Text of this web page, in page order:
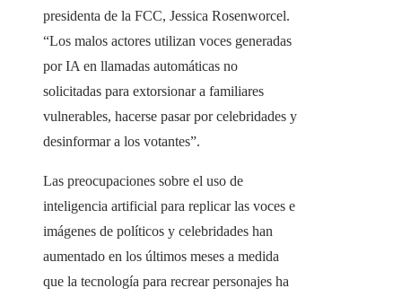
presidenta de la FCC, Jessica Rosenworcel.
“Los malos actores utilizan voces generadas
por IA en llamadas automáticas no
solicitadas para extorsionar a familiares
vulnerables, hacerse pasar por celebridades y
desinformar a los votantes”.
Las preocupaciones sobre el uso de
inteligencia artificial para replicar las voces e
imágenes de políticos y celebridades han
aumentado en los últimos meses a medida
que la tecnología para recrear personajes ha